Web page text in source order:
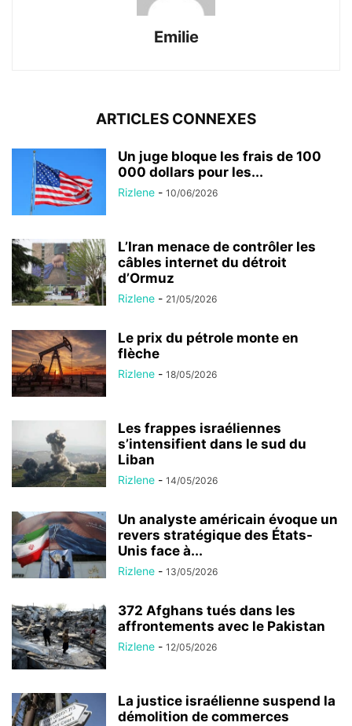
Emilie
ARTICLES CONNEXES
Un juge bloque les frais de 100
000 dollars pour les...
Rizlene - 10/06/2026
L’Iran menace de contrôler les
câbles internet du détroit
d’Ormuz
Rizlene - 21/05/2026
Le prix du pétrole monte en
flèche
Rizlene - 18/05/2026
Les frappes israéliennes
s’intensifient dans le sud du
Liban
Rizlene - 14/05/2026
Un analyste américain évoque un
revers stratégique des États-
Unis face à...
Rizlene - 13/05/2026
372 Afghans tués dans les
affrontements avec le Pakistan
Rizlene - 12/05/2026
La justice israélienne suspend la
démolition de commerces